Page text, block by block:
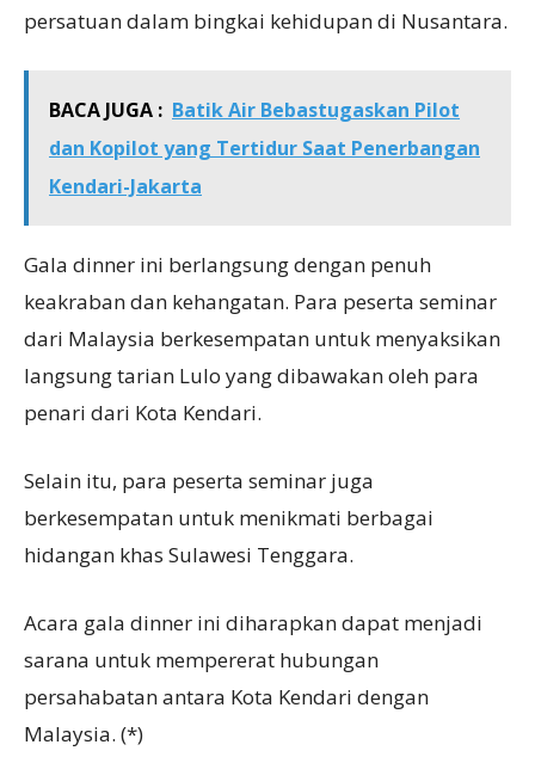
persatuan dalam bingkai kehidupan di Nusantara.
BACA JUGA : Batik Air Bebastugaskan Pilot
dan Kopilot yang Tertidur Saat Penerbangan
Kendari-Jakarta
Gala dinner ini berlangsung dengan penuh
keakraban dan kehangatan. Para peserta seminar
dari Malaysia berkesempatan untuk menyaksikan
langsung tarian Lulo yang dibawakan oleh para
penari dari Kota Kendari.
Selain itu, para peserta seminar juga
berkesempatan untuk menikmati berbagai
hidangan khas Sulawesi Tenggara.
Acara gala dinner ini diharapkan dapat menjadi
sarana untuk mempererat hubungan
persahabatan antara Kota Kendari dengan
Malaysia. (*)